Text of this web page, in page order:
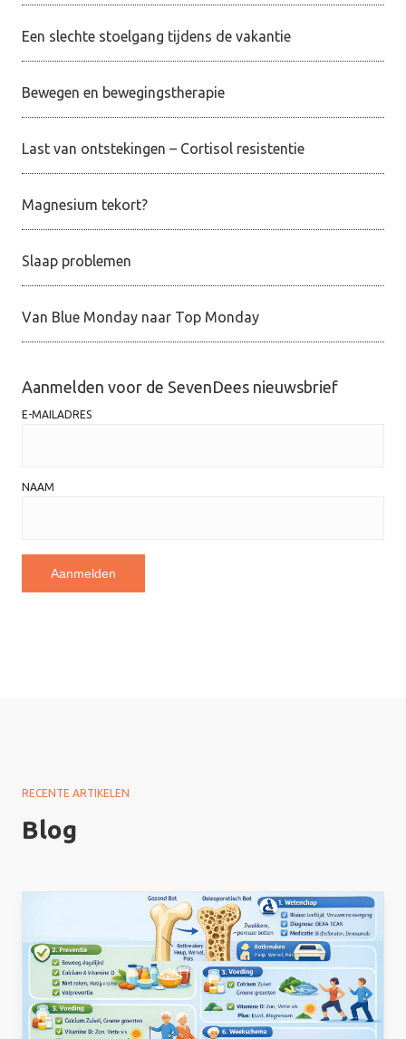
Een slechte stoelgang tijdens de vakantie
Bewegen en bewegingstherapie
Last van ontstekingen – Cortisol resistentie
Magnesium tekort?
Slaap problemen
Van Blue Monday naar Top Monday
Aanmelden voor de SevenDees nieuwsbrief
E-MAILADRES
NAAM
RECENTE ARTIKELEN
Blog